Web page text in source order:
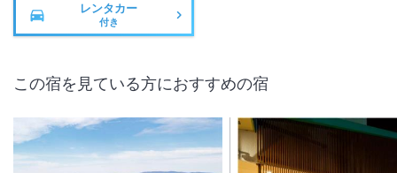
レンタカー
付き
この宿を見ている方におすすめの宿